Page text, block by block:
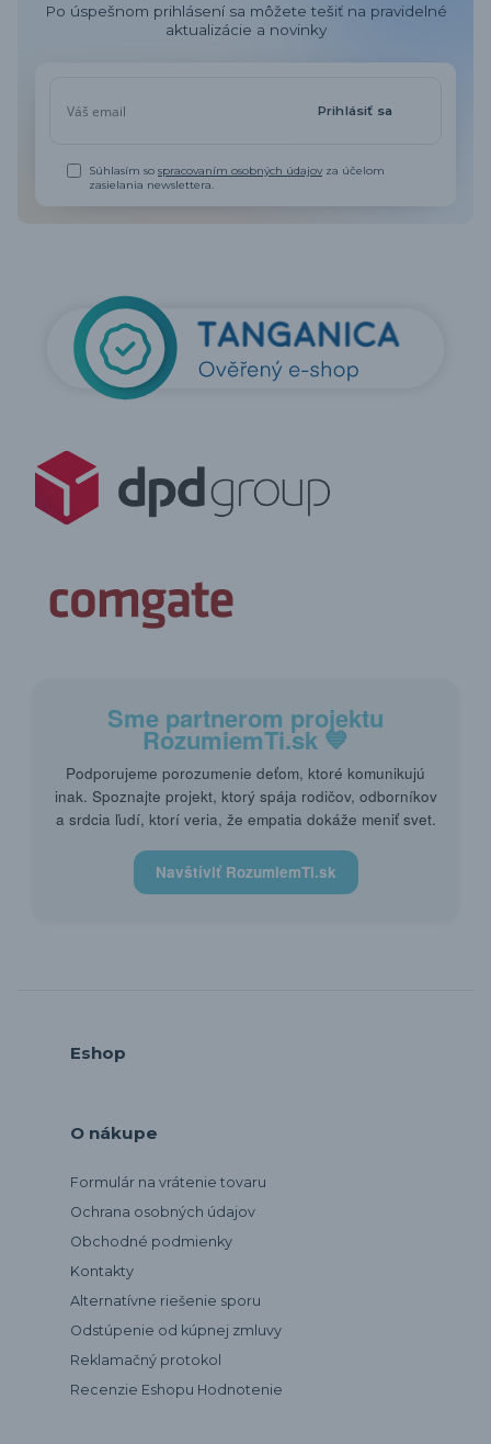
Po úspešnom prihlásení sa môžete tešiť na pravidelné
aktualizácie a novinky
Prihlásiť sa
Súhlasím sospracovaním osobných údajov za účelom
zasielania newslettera.
Sme partnerom projektu
RozumiemTi.sk💙
Podporujeme porozumenie deťom, ktoré komunikujú
inak. Spoznajte projekt, ktorý spája rodičov, odborníkov
a srdcia ľudí, ktorí veria, že empatia dokáže meniť svet.
Navštíviť RozumiemTi.sk
Eshop
O nákupe
Formulár na vrátenie tovaru
Ochrana osobných údajov
Obchodné podmienky
Kontakty
Alternatívne riešenie sporu
Odstúpenie od kúpnej zmluvy
Reklamačný protokol
Recenzie Eshopu Hodnotenie